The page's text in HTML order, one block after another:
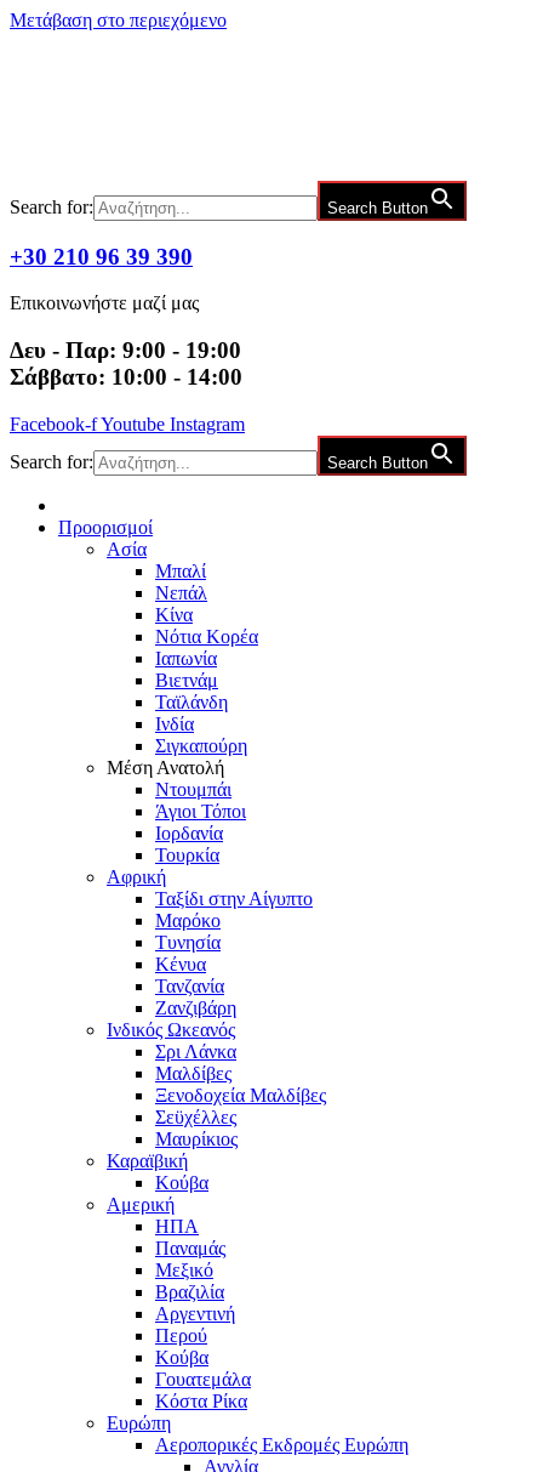
Μετάβαση στο περιεχόμενο
Search for: Search Button
+30 210 96 39 390
Επικοινωνήστε μαζί μας
Δευ - Παρ: 9:00 - 19:00
Σάββατο: 10:00 - 14:00
Facebook-fYoutube Instagram
Search for:
Search Button
Προορισμοί
Ασία
Μπαλί
Νεπάλ
Κίνα
Νότια Κορέα
Ιαπωνία
Βιετνάμ
Ταϊλάνδη
Ινδία
Σιγκαπούρη
Μέση Ανατολή
Ντουμπάι
Άγιοι Τόποι
Ιορδανία
Τουρκία
Αφρική
Ταξίδι στην Αίγυπτο
Μαρόκο
Τυνησία
Κένυα
Τανζανία
Ζανζιβάρη
Ινδικός Ωκεανός
Σρι Λάνκα
Μαλδίβες
Ξενοδοχεία Μαλδίβες
Σεϋχέλλες
Μαυρίκιος
Καραϊβική
Κούβα
Αμερική
ΗΠΑ
Παναμάς
Μεξικό
Βραζιλία
Αργεντινή
Περού
Κούβα
Γουατεμάλα
Κόστα Ρίκα
Ευρώπη
Αεροπορικές Εκδρομές Ευρώπη
Αγγλία